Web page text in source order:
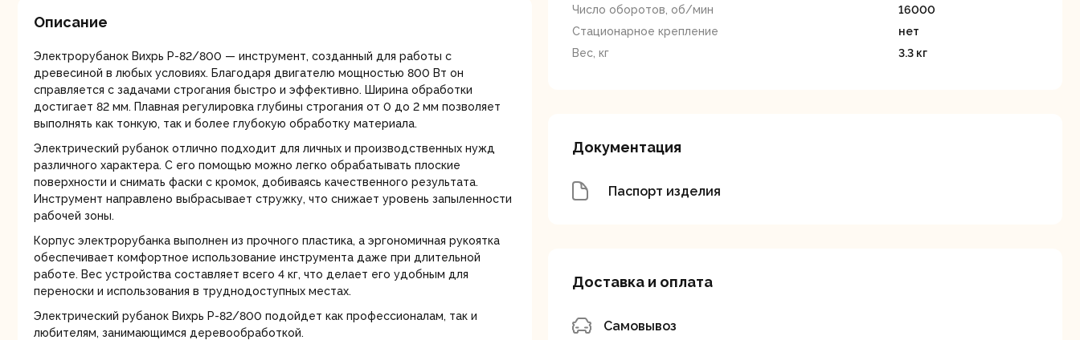
Рубанки
шуруповерты
электрические
Торцовочные
пилы
Точильные станки
машины
Описание
Электрорубанок Вихрь Р-82/800 — инструмент, созданный для работы с
древесиной в любых условиях. Благодаря двигателю мощностью 800 Вт он
справляется с задачами строгания быстро и эффективно. Ширина обработки
достигает 82 мм. Плавная регулировка глубины строгания от 0 до 2 мм позволяет
выполнять как тонкую, так и более глубокую обработку материала.
Электрический рубанок отлично подходит для личных и производственных нужд
различного характера. С его помощью можно легко обрабатывать плоские
поверхности и снимать фаски с кромок, добиваясь качественного результата.
Инструмент направлено выбрасывает стружку, что снижает уровень запыленности
рабочей зоны.
Корпус электрорубанка выполнен из прочного пластика, а эргономичная рукоятка
обеспечивает комфортное использование инструмента даже при длительной
работе. Вес устройства составляет всего 4 кг, что делает его удобным для
переноски и использования в труднодоступных местах.
Электрический рубанок Вихрь Р-82/800 подойдет как профессионалам, так и
любителям, занимающимся деревообработкой.
Число оборотов, об/мин
16000
Стационарное крепление
нет
Вес, кг
3.3 кг
Документация
Паспорт изделия
Доставка и оплата
Самовывоз